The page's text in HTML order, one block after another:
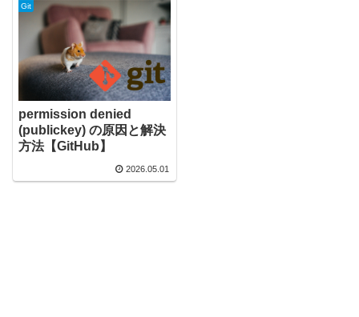
Git
permission denied
(publickey) の原因と解決
方法【GitHub】
2026.05.01